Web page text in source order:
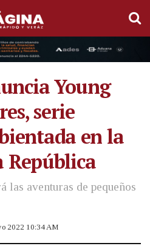
Young
serie
en la
República
las aventuras de pequeños
2022 10:34 AM